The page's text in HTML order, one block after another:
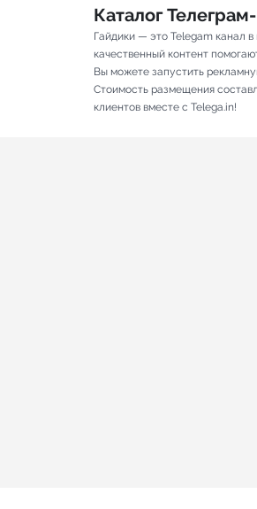
Каталог
Гайдики — это Telegam канал
качественный контент
Вы можете запустить
Стоимость размещения
клиентов вместе с Telega.in!